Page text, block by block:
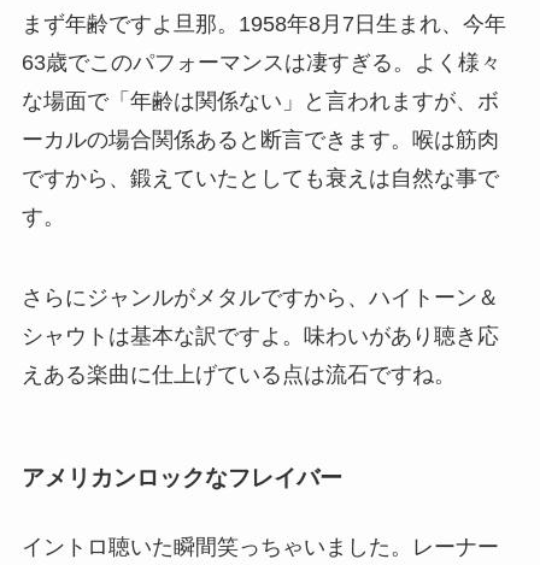
まず年齢ですよ旦那。1958年8月7日生まれ、今年
63歳でこのパフォーマンスは凄すぎる。よく様々
な場面で「年齢は関係ない」と言われますが、ボ
ーカルの場合関係あると断言できます。喉は筋肉
ですから、鍛えていたとしても衰えは自然な事で
す。
さらにジャンルがメタルですから、ハイトーン＆
シャウトは基本な訳ですよ。味わいがあり聴き応
えある楽曲に仕上げている点は流石ですね。
アメリカンロックなフレイバー
イントロ聴いた瞬間笑っちゃいました。レーナー